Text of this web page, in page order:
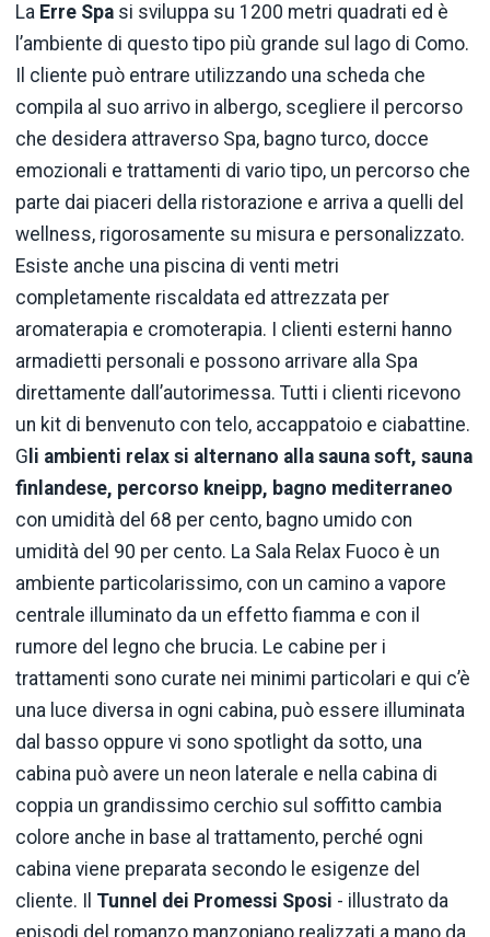
La Erre Spa si sviluppa su 1200 metri quadrati ed è
l’ambiente di questo tipo più grande sul lago di Como.
Il cliente può entrare utilizzando una scheda che
compila al suo arrivo in albergo, scegliere il percorso
che desidera attraverso Spa, bagno turco, docce
emozionali e trattamenti di vario tipo, un percorso che
parte dai piaceri della ristorazione e arriva a quelli del
wellness, rigorosamente su misura e personalizzato.
Esiste anche una piscina di venti metri
completamente riscaldata ed attrezzata per
aromaterapia e cromoterapia. I clienti esterni hanno
armadietti personali e possono arrivare alla Spa
direttamente dall’autorimessa. Tutti i clienti ricevono
un kit di benvenuto con telo, accappatoio e ciabattine.
G li ambienti relax si alternano alla sauna soft, sauna
finlandese, percorso kneipp, bagno mediterraneo
con umidità del 68 per cento, bagno umido con
umidità del 90 per cento. La Sala Relax Fuoco è un
ambiente particolarissimo, con un camino a vapore
centrale illuminato da un effetto fiamma e con il
rumore del legno che brucia. Le cabine per i
trattamenti sono curate nei minimi particolari e qui c’è
una luce diversa in ogni cabina, può essere illuminata
dal basso oppure vi sono spotlight da sotto, una
cabina può avere un neon laterale e nella cabina di
coppia un grandissimo cerchio sul soffitto cambia
colore anche in base al trattamento, perché ogni
cabina viene preparata secondo le esigenze del
cliente. Il Tunnel dei Promessi Sposi - illustrato da